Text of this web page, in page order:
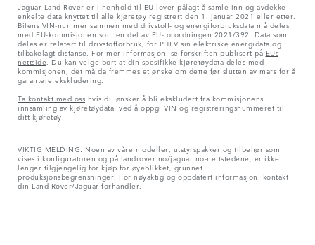
Jaguar Land Rover er i henhold til EU-lover pålagt å samle inn og avdekke
enkelte data knyttet til alle kjøretøy registrert den 1. januar 2021 eller etter.
Bilens VIN-nummer sammen med drivstoff- og energiforbruksdata må deles
med EU-kommisjonen som en del av EU-forordningen 2021/392. Data som
deles er relatert til drivstofforbruk, for PHEV sin elektriske energidata og
tilbakelagt distanse. For mer informasjon, se forskriften publisert på EUs
nettside. Du kan velge bort at din spesifikke kjøretøydata deles med
kommisjonen, det må da fremmes et ønske om dette før slutten av mars for å
garantere ekskludering.
Ta kontakt med oss hvis du ønsker å bli ekskludert fra kommisjonens
innsamling av kjøretøydata, ved å oppgi VIN og registreringsnummeret til
ditt kjøretøy.
VIKTIG MELDING: Noen av våre modeller, utstyrspakker og tilbehør som
vises i konfiguratoren og på landrover.no/jaguar.no-nettstedene, er ikke
lenger tilgjengelig for kjøp for øyeblikket, grunnet
produksjonsbegrensninger. For nøyaktig og oppdatert informasjon, kontakt
din Land Rover/Jaguar-forhandler.